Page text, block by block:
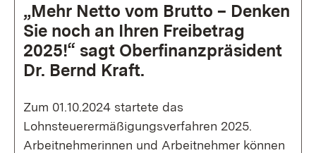
„Mehr Netto vom Brutto – Denken
Sie noch an Ihren Freibetrag
2025!“ sagt Oberfinanzpräsident
Dr. Bernd Kraft.
Zum 01.10.2024 startete das
Lohnsteuerermäßigungsverfahren 2025.
Arbeitnehmerinnen und Arbeitnehmer können